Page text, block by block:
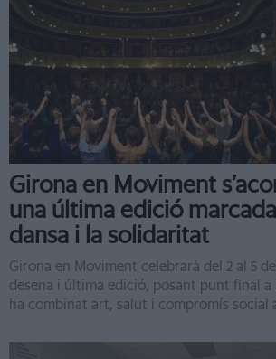
Girona en Moviment
una última edició
dansa i la solidaritat
Girona en Moviment celebrarà del 2 al 5
desena i última edició, posant punt final
ha combinat art, salut i compromís social a